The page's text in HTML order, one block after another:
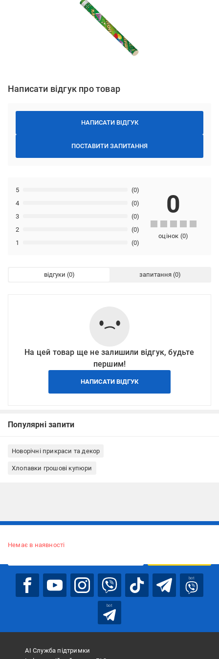
Написати відгук про товар
НАПИСАТИ ВІДГУК
ПОСТАВИТИ ЗАПИТАННЯ
1 (0)
2 (0)
3 (0)
4 (0)
5 (0)
0
оцінок (0)
відгуки запитання
На цей товар ще не залишили відгук, будьте
першим!
НАПИСАТИ ВІДГУК
Популярні запити
Новорічні прикраси та декор
Хлопавки грошові купюри
Немає в наявності
bot
bot
АІ Служба підтримки